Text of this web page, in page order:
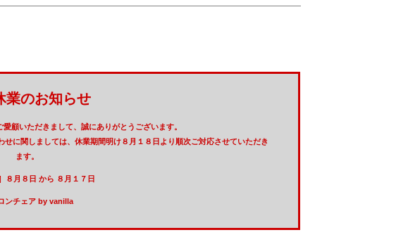
業のお知らせ
顧いただきまして、誠にありがとうございます。
に関しましては、休業期間明け８月１８日より順次ご対応させていただき
ます。
８月８日 から ８月１７日
ンチェア by vanilla